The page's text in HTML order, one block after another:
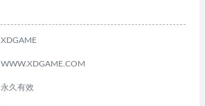
XDGAME
WWW.XDGAME.COM
永久有效